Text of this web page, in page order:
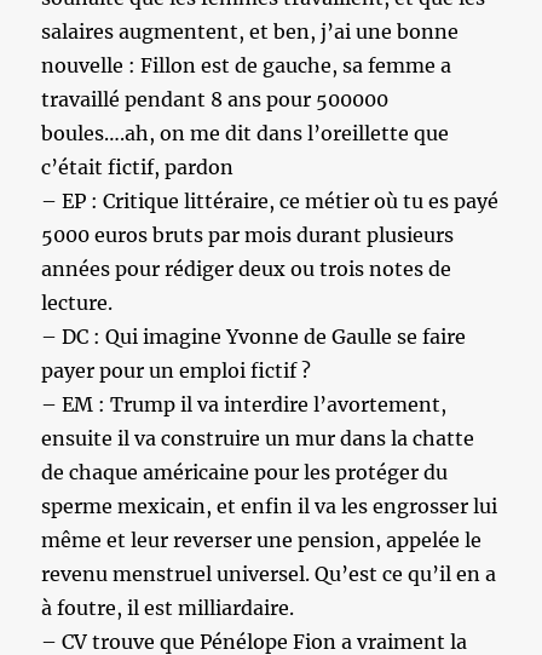
salaires augmentent, et ben, j’ai une bonne
nouvelle : Fillon est de gauche, sa femme a
travaillé pendant 8 ans pour 500000
boules….ah, on me dit dans l’oreillette que
c’était fictif, pardon
– EP : Critique littéraire, ce métier où tu es payé
5000 euros bruts par mois durant plusieurs
années pour rédiger deux ou trois notes de
lecture.
– DC : Qui imagine Yvonne de Gaulle se faire
payer pour un emploi fictif ?
– EM : Trump il va interdire l’avortement,
ensuite il va construire un mur dans la chatte
de chaque américaine pour les protéger du
sperme mexicain, et enfin il va les engrosser lui
même et leur reverser une pension, appelée le
revenu menstruel universel. Qu’est ce qu’il en a
à foutre, il est milliardaire.
– CV trouve que Pénélope Fion a vraiment la